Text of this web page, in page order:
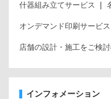
什器組み立てサービス
オンデマンド印刷サービス
店舗の設計・施工をご検
インフォメーション